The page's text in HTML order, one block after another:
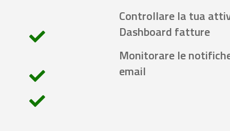
Controllare la tua
Dashboard fatture
Monitorare le
email